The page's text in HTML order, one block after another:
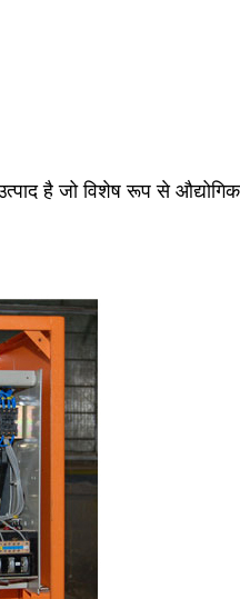
है जो विशेष रूप से